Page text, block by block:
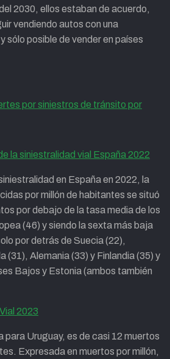
2030, ellos estaban de acuerdo,
vendiendo autos con una
sólo posible de vender en países
por siniestros de tránsito por
la siniestralidad vial España 2022
en España en 2022, la
por millón de habitantes se situó
por debajo de la tasa media de los
(46) y siendo la sexta más baja
por detrás de Suecia (22),
(31), Alemania (33) y Finlandia (35) y
Bajos y Estonia (ambos también
2023
para Uruguay, es de casi 12 muertos
Expresada en muertos por millón,